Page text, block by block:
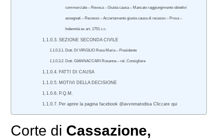
commerciale – Revoca – Giusta causa – Mancato raggiungimento obiettivi
assegnati – Recesso – Accertamento giusta causa di recesso – Prova –
Indennità ex art. 1751 c.c.
SEZIONE SECONDA CIVILE
Dott. DI VIRGILIO Rosa Maria – Presidente
Dott. GIANNACCARI Rosanna – rel. Consigliere
FATTI DI CAUSA
MOTIVI DELLA DECISIONE
P.Q.M.
Per aprire la pagina facebook @avvrenatodisa Cliccare qui
Corte di Cassazione,